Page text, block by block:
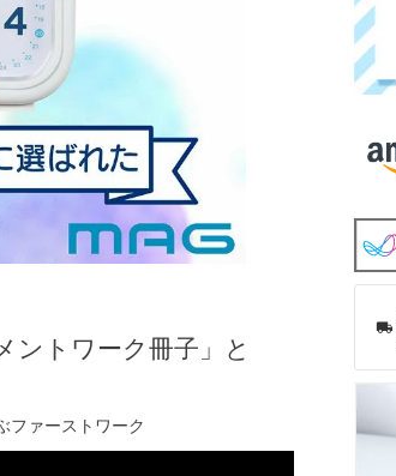
ントワーク冊子」と
ファーストワーク